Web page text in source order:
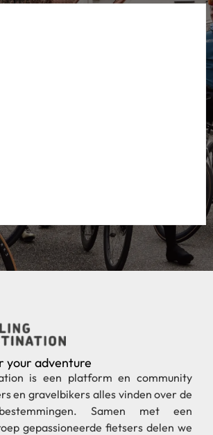
your adventure
is een platform en community
en gravelbikers alles vinden over de
Samen met een
gepassioneerde fietsers delen we